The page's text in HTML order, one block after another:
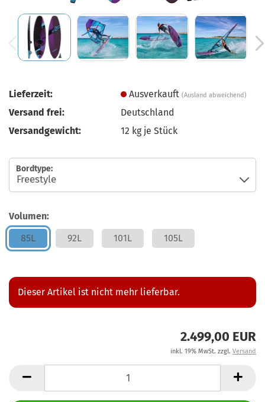
Lieferzeit: Ausverkauft(Ausland abweichend)
Versand frei:
Deutschland
Versandgewicht:
12 kg je Stück
Bordtype:
Volumen:
85L
92L 101L 105L
Dieser Artikel ist nicht mehr lieferbar.
2.499,00 EUR
inkl. 19% MwSt. zzgl. Versand